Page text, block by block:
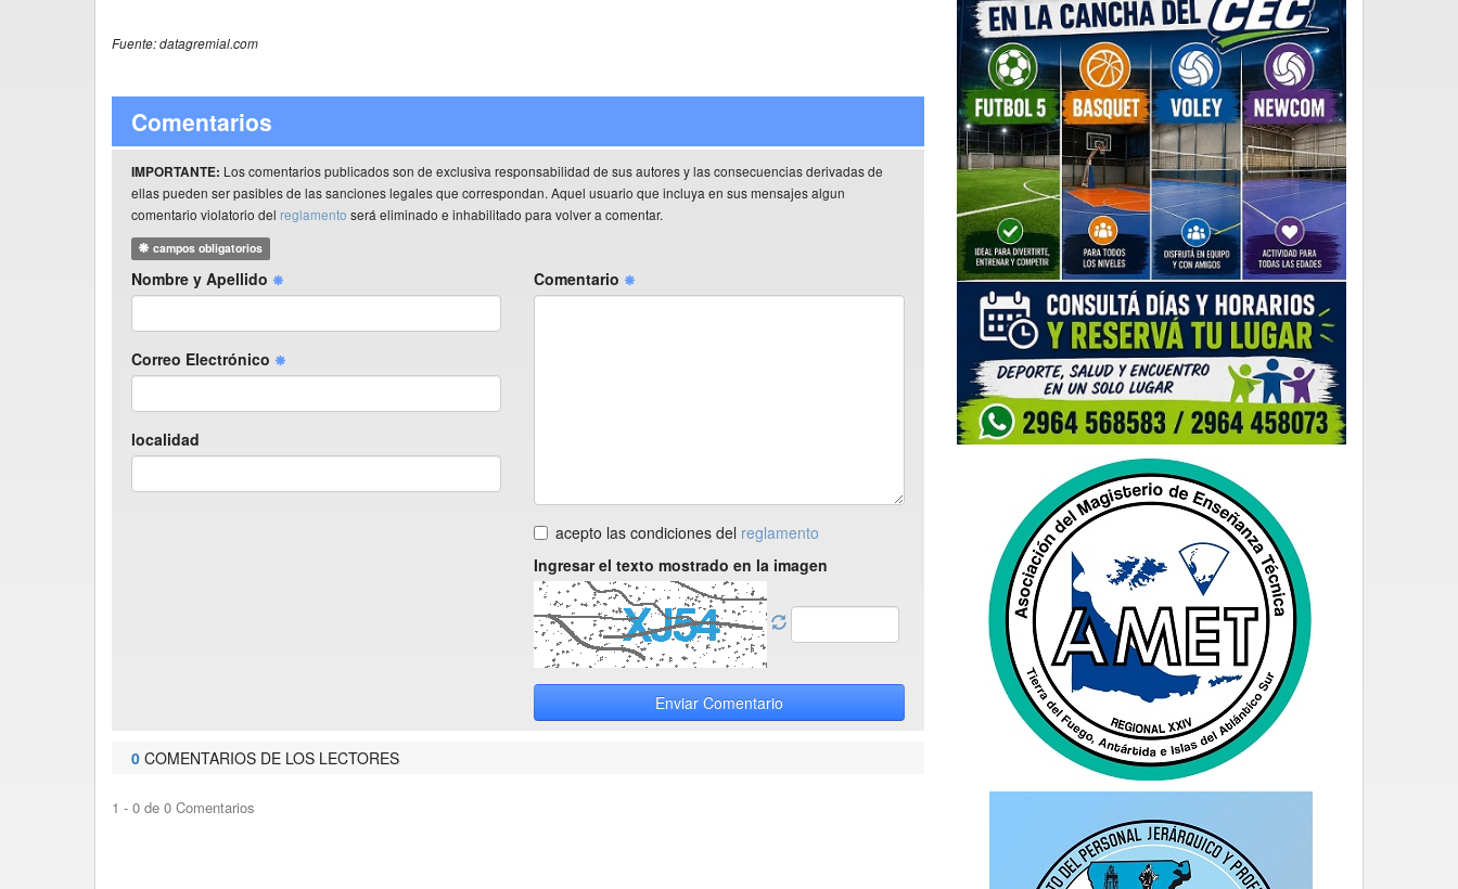
Fuente: datagremial.com
Comentarios
IMPORTANTE: Los comentarios publicados son de exclusiva responsabilidad de sus autores y las consecuencias derivadas de
ellas pueden ser pasibles de las sanciones legales que correspondan. Aquel usuario que incluya en sus mensajes algun
comentario violatorio del reglamento será eliminado e inhabilitado para volver a comentar.
campos obligatorios
Nombre y Apellido
Correo Electrónico
localidad
Comentario
acepto las condiciones del reglamento
Ingresar el texto mostrado en la imagen
Enviar Comentario
0 COMENTARIOS DE LOS LECTORES
1 - 0 de 0 Comentarios